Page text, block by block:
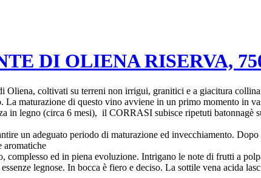
DI OLIENA RISERVA,
coltivati su terreni non irrigui, granitici e a giacitura
maturazione di questo vino avviene in un primo momento in
in legno (circa 6 mesi), il CORRASI subisce ripetuti
un adeguato periodo di maturazione ed invecchiamento.
aromatiche
ed in piena evoluzione. Intrigano le note di frutti a
legnose. In bocca è fiero e deciso. La sottile vena acida